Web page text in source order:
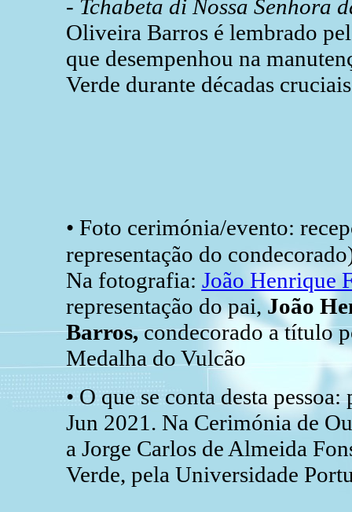
- Tchabeta di Nossa Senhora
Oliveira Barros é lembrado
que desempenhou na
Verde durante décadas
• Foto cerimónia/evento:
representação do
Na fotografia: João Henrique
representação do pai,João
Barros,condecorado a título
Medalha do Vulcão
• O que se conta desta
Jun 2021. Na Cerimónia de
a Jorge Carlos de Almeida
Verde, pela Universidade